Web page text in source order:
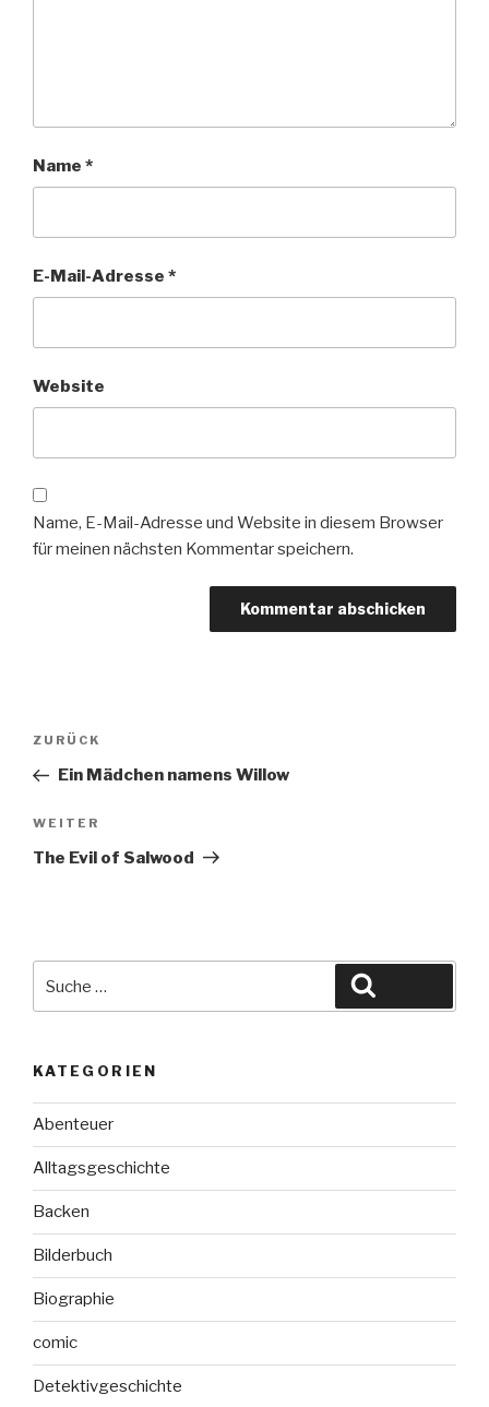
Name *
E-Mail-Adresse *
Website
Name, E-Mail-Adresse und Website in diesem Browser
für meinen nächsten Kommentar speichern.
Beitragsnavigation
Vorheriger
Beitrag
ZURÜCK
Ein Mädchen namens Willow
Nächster
Beitrag
WEITER
The Evil of Salwood
nach:
KATEGORIEN
Abenteuer
Alltagsgeschichte
Backen
Bilderbuch
Biographie
comic
Detektivgeschichte